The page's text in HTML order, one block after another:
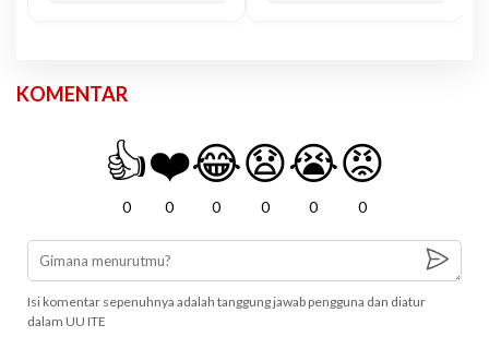
KOMENTAR
👍
0
❤️
0
😂
0
😧
0
😭
0
😡
0
Isi komentar sepenuhnya adalah tanggung jawab pengguna dan diatur
dalam UU ITE